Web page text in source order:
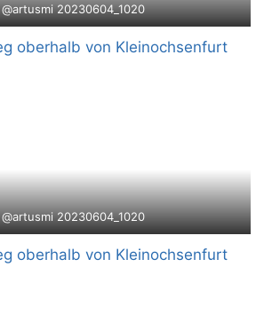
@artusmi 20230604_1020
@artusmi 20230604_1020